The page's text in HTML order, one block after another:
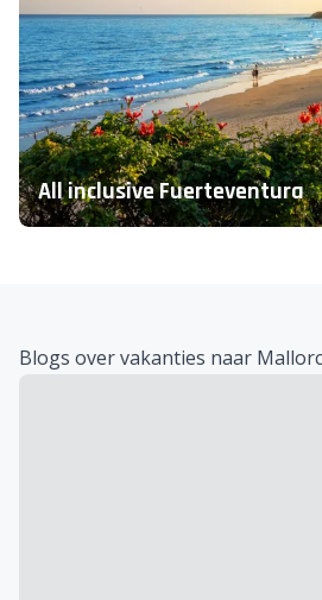
All inclusive Fuerteventura
Blogs over vakanties naar Mallorca